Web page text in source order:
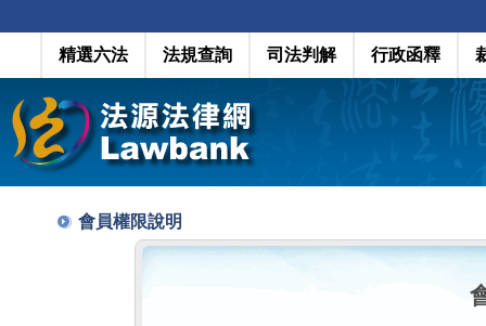
精選六法 法規查詢 司法判解 行政函釋
會員權限說明